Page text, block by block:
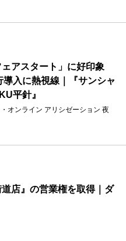
アスタート」に好印象
導入に熱視線｜『サンシャ
平針』
・オンライン アリシゼーション 夜
道店』の営業権を取得｜ダ